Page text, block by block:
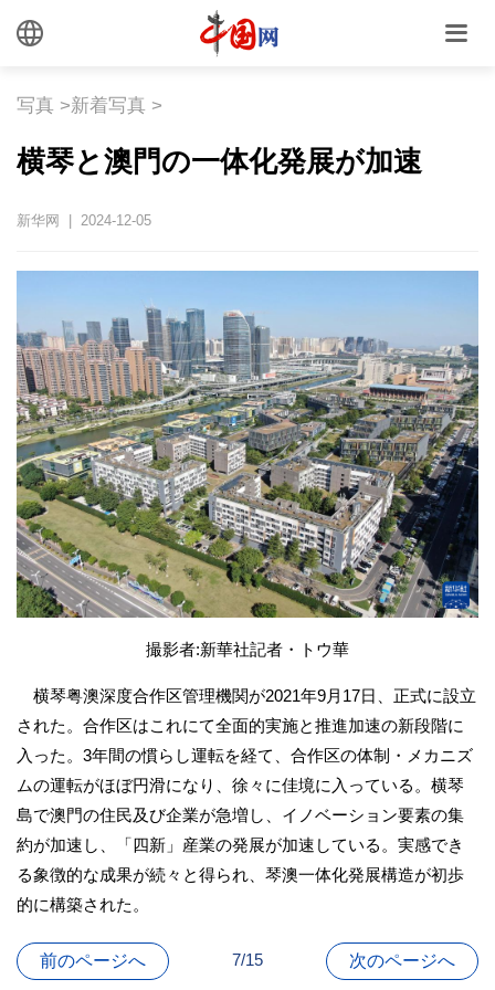
写真 >新着写真 >
横琴と澳門の一体化発展が加速
新华网 | 2024-12-05
撮影者:新華社記者・トウ華
横琴粤澳深度合作区管理機関が2021年9月17日、正式に設立
された。合作区はこれにて全面的実施と推進加速の新段階に
入った。3年間の慣らし運転を経て、合作区の体制・メカニズ
ムの運転がほぼ円滑になり、徐々に佳境に入っている。横琴
島で澳門の住民及び企業が急増し、イノベーション要素の集
約が加速し、「四新」産業の発展が加速している。実感でき
る象徴的な成果が続々と得られ、琴澳一体化発展構造が初歩
的に構築された。
前のページへ 7/15 次のページへ